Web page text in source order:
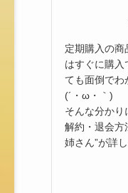
定期購入の商
はすぐに購入
ても面倒でわ
(´・ω・｀)
そんな分かり
解約・退会方
姉さん”が詳